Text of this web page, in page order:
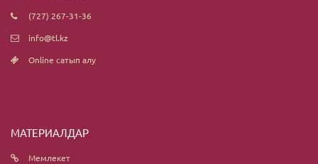
(727) 267-31-36
info@tl.kz
Online сатып алу
МАТЕРИАЛДАР
Мемлекет